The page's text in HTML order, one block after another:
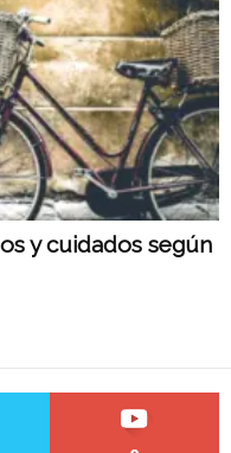
y cuidados según